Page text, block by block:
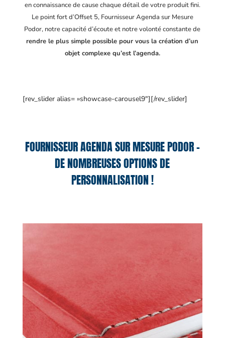
en connaissance de cause chaque détail de votre produit fini.
Le point fort d’Offset 5, Fournisseur Agenda sur Mesure
Podor, notre capacité d’écoute et notre volonté constante de
rendre le plus simple possible pour vous la création d’un
objet complexe qu’est l’agenda.
[rev_slider alias= »showcase-carousel9″][/rev_slider]
FOURNISSEUR AGENDA SUR MESURE PODOR –
DE NOMBREUSES OPTIONS DE
PERSONNALISATION !